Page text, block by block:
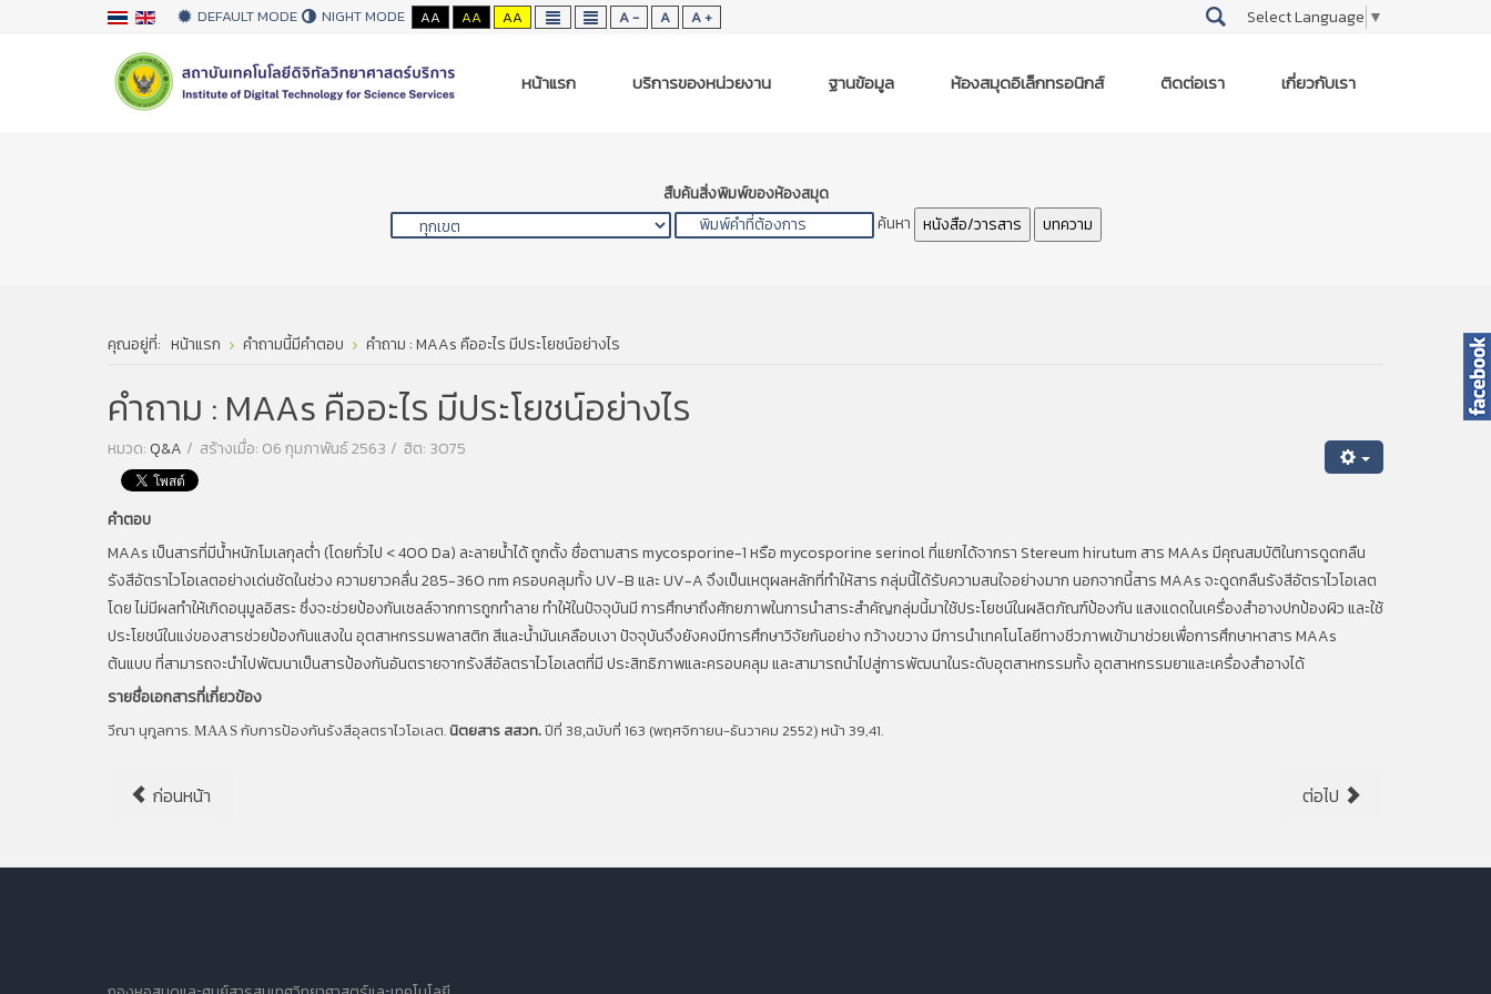
DEFAULT MODE NIGHT MODE AA AA AA A - A A + Select Language ▼
หน้าแรก บริการของหน่วยงาน ฐานข้อมูล ห้องสมุดอิเล็กทรอนิกส์ ติดต่อเรา เกี่ยวกับเรา
สืบค้นสิ่งพิมพ์ของห้องสมุด
ค้นหา หนังสือ/วารสาร บทความ
คุณอยู่ที่: หน้าแรก คำถามนี้มีคำตอบ คำถาม : MAAs คืออะไร มีประโยชน์อย่างไร
คำถาม : MAAs คืออะไร มีประโยชน์อย่างไร
หมวด:Q&A สร้างเมื่อ: 06 กุมภาพันธ์ 2563 ฮิต: 3075
คำตอบ
MAAs เป็นสารที่มีน้ำหนักโมเลกุลต่ำ (โดยทั่วไป < 400 Da) ละลายน้ำได้ ถูกตั้ง ชื่อตามสาร mycosporine-1 หรือ mycosporine serinol ที่แยกได้จากรา Stereum hirutum สาร MAAs มีคุณสมบัติในการดูดกลืน
รังสีอัตราไวโอเลตอย่างเด่นชัดในช่วง ความยาวคลื่น 285-360 nm ครอบคลุมทั้ง UV-B และ UV-A จึงเป็นเหตุผลหลักที่ทำให้สาร กลุ่มนี้ได้รับความสนใจอย่างมาก นอกจากนี้สาร MAAs จะดูดกลืนรังสีอัตราไวโอเลต
โดย ไม่มีผลทำให้เกิดอนุมูลอิสระ ซึ่งจะช่วยป้องกันเซลล์จากการถูกทำลาย ทำให้ในปัจจุบันมี การศึกษาถึงศักยภาพในการนำสาระสำคัญกลุ่มนี้มาใช้ประโยชน์ในผลิตภัณฑ์ป้องกัน แสงแดดในเครื่องสำอางปกป้องผิว และใช้
ประโยชน์ในแง่ของสารช่วยป้องกันแสงใน อุตสาหกรรมพลาสติก สีและน้ำมันเคลือบเงา ปัจจุบันจึงยังคงมีการศึกษาวิจัยกันอย่าง กว้างขวาง มีการนำเทคโนโลยีทางชีวภาพเข้ามาช่วยเพื่อการศึกษาหาสาร MAAs
ต้นแบบ ที่สามารถจะนำไปพัฒนาเป็นสารป้องกันอันตรายจากรังสีอัลตราไวโอเลตที่มี ประสิทธิภาพและครอบคลุม และสามารถนำไปสู่การพัฒนาในระดับอุตสาหกรรมทั้ง อุตสาหกรรมยาและเครื่องสำอางได้
รายชื่อเอกสารที่เกี่ยวข้อง
วีณา นุกูลการ. MAA S กับการป้องกันรังสีอุลตราไวโอเลต. นิตยสาร สสวท. ปีที่ 38,ฉบับที่ 163 (พฤศจิกายน-ธันวาคม 2552) หน้า 39,41.
ก่อนหน้า ต่อไป